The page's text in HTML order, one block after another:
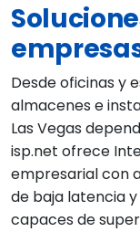
Desde oficinas y
almacenes e
Las Vegas
isp.net ofrece
empresarial con
de baja latencia
capaces de